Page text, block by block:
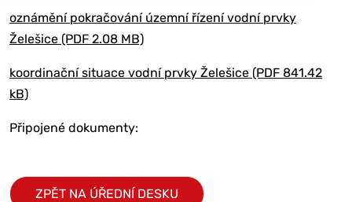
oznámění pokračování územní řízení vodní prvky
Želešice (PDF 2.08 MB)
koordinační situace vodní prvky Želešice (PDF 841.42
kB)
Připojené dokumenty:
ZPĚT NA ÚŘEDNÍ DESKU